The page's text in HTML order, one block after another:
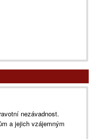
nezávadnost.
a jejich vzájemným